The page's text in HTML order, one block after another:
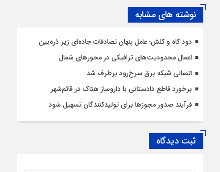
نوشته های مشابه
دود کاه و کلش؛ عامل پنهان تصادفات جاده‌ای زیر ذره‌بین
اعمال محدودیت‌‌های ترافیکی در محورهای شمال
اتصالی شبکه برق سرخ‌رود برطرف شد
برخورد قاطع دادستانی با داروساز هتاک در قائم‌شهر
فرآیند صدور مجوزها برای تولیدکنندگان تسهیل شود
ثبت دیدگاه